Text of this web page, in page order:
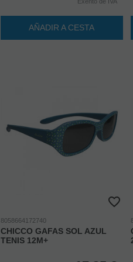
AÑADIR A CESTA
8058664172740
CHICCO GAFAS SOL AZUL
TENIS 12M+